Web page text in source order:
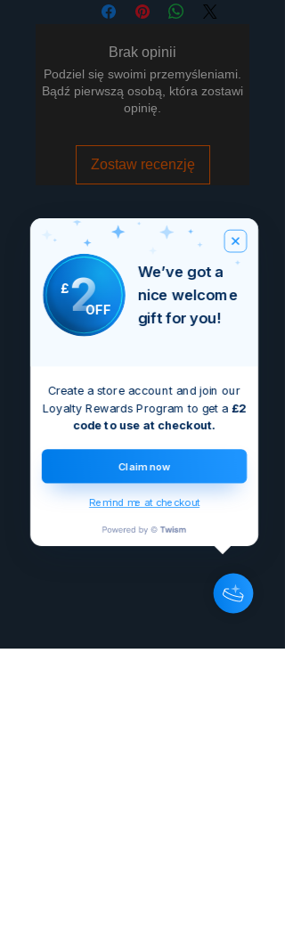
Brak opinii
Podziel się swoimi przemyśleniami.
Bądź pierwszą osobą, która zostawi
opinię.
Zostaw recenzję
£2OFF
We’ve got a
nice welcome
gift for you!
Create a store account and join our
Loyalty Rewards Program to get a £2
code to use at checkout.
Claim now
Remind me at checkout